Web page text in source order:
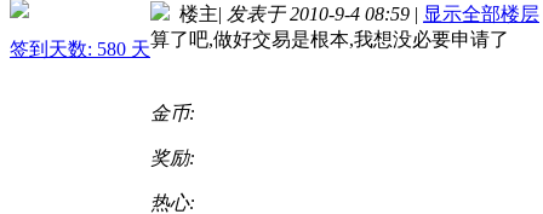
签到天数: 580 天
楼主| 发表于 2010-9-4 08:59 | 显示全部楼层
算了吧,做好交易是根本,我想没必要申请了
金币:
奖励:
热心: